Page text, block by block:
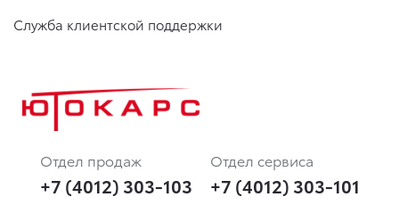
Служба клиентской поддержки
Отдел продаж
+7 (4012) 303-103
Отдел сервиса
+7 (4012) 303-101